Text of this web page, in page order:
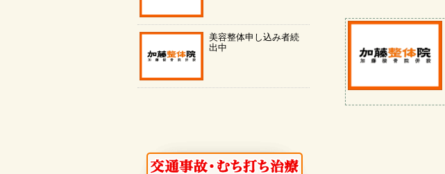
美容整体申し込み者続
出中